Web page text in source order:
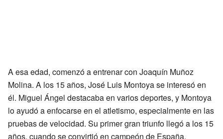
A esa edad, comenzó a entrenar con Joaquín Muñoz
Molina. A los 15 años, José Luis Montoya se interesó en
él. Miguel Ángel destacaba en varios deportes, y Montoya
lo ayudó a enfocarse en el atletismo, especialmente en las
pruebas de velocidad. Su primer gran triunfo llegó a los 15
años, cuando se convirtió en campeón de España.